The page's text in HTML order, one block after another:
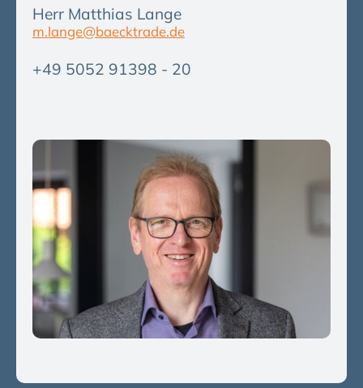
Herr Matthias Lange
m.lange@baecktrade.de
+49 5052 91398 - 20